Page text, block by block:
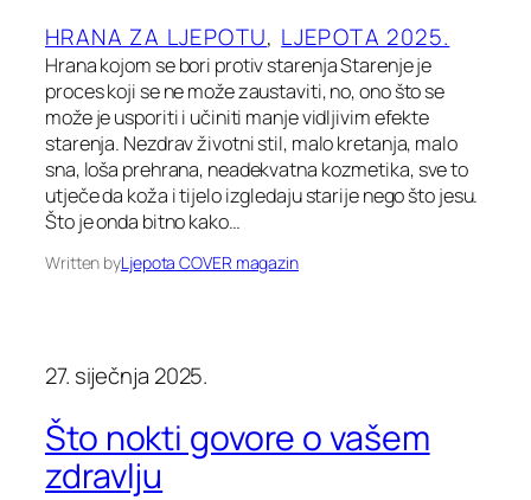
HRANA ZA LJEPOTU, LJEPOTA 2025.
Hrana kojom se bori protiv starenja Starenje je
proces koji se ne može zaustaviti, no, ono što se
može je usporiti i učiniti manje vidljivim efekte
starenja. Nezdrav životni stil, malo kretanja, malo
sna, loša prehrana, neadekvatna kozmetika, sve to
utječe da koža i tijelo izgledaju starije nego što jesu.
Što je onda bitno kako…
Written byLjepota COVER magazin
27. siječnja 2025.
Što nokti govore o vašem
zdravlju